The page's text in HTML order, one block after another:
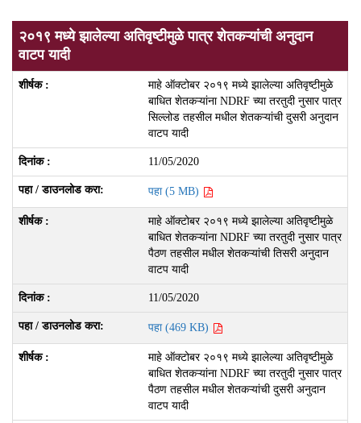
२०१९ मध्ये झालेल्या अतिवृष्टीमुळे पात्र शेतकऱ्यांची अनुदान
वाटप यादी
माहे ऑक्टोबर २०१९ मध्ये झालेल्या अतिवृष्टीमुळे
बाधित शेतकऱ्यांना NDRF च्या तरतुदी नुसार पात्र
सिल्लोड तहसील मधील शेतकऱ्यांची दुसरी अनुदान
वाटप यादी
11/05/2020
पहा (5 MB)
माहे ऑक्टोबर २०१९ मध्ये झालेल्या अतिवृष्टीमुळे
बाधित शेतकऱ्यांना NDRF च्या तरतुदी नुसार पात्र
पैठण तहसील मधील शेतकऱ्यांची तिसरी अनुदान
वाटप यादी
11/05/2020
पहा (469 KB)
माहे ऑक्टोबर २०१९ मध्ये झालेल्या अतिवृष्टीमुळे
बाधित शेतकऱ्यांना NDRF च्या तरतुदी नुसार पात्र
पैठण तहसील मधील शेतकऱ्यांची दुसरी अनुदान
वाटप यादी